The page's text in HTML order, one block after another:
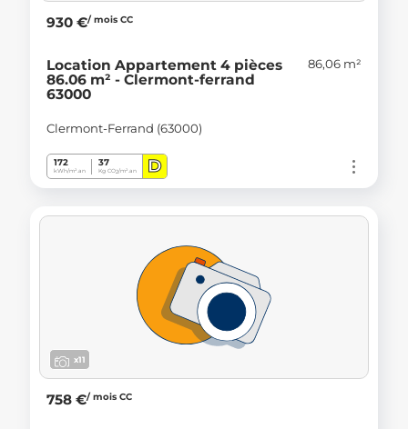
930 €/ mois CC
Location Appartement 4 pièces
86.06 m² - Clermont-ferrand
63000
86,06 m²
Clermont-Ferrand (63000)
172
kWh/m².an
37
Kg CO2/m².an D
x11
758 €/ mois CC